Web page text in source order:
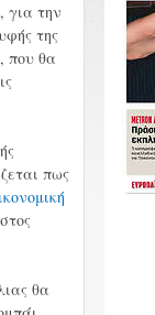
για την
της
που θα
πως
θα